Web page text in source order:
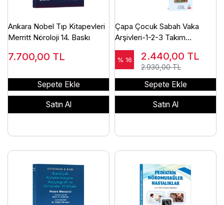
Ankara Nobel Tıp Kitapevleri
Merritt Nöroloji 14. Baskı
7.700,00 TL
Sepete Ekle
Satın Al
Çapa Çocuk Sabah Vaka
Arşivleri-1-2-3 Takım
(Asuman ÇOBAN) Ankara
Nobel Tıp Kitabevleri
% 16 2.440,00 TL
2.930,00 TL
Sepete Ekle
Satın Al